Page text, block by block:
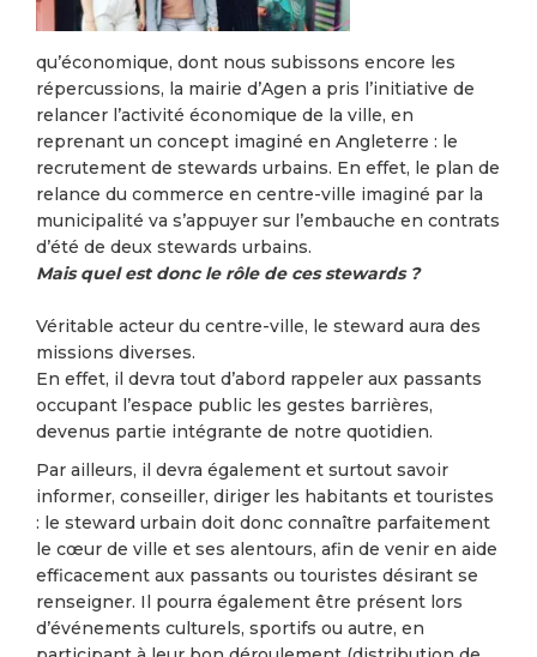
qu’économique, dont nous subissons encore les
répercussions, la mairie d’Agen a pris l’initiative de
relancer l’activité économique de la ville, en
reprenant un concept imaginé en Angleterre : le
recrutement de stewards urbains. En effet, le plan de
relance du commerce en centre-ville imaginé par la
municipalité va s’appuyer sur l’embauche en contrats
d’été de deux stewards urbains.
Mais quel est donc le rôle de ces stewards ?
Véritable acteur du centre-ville, le steward aura des
missions diverses.
En effet, il devra tout d’abord rappeler aux passants
occupant l’espace public les gestes barrières,
devenus partie intégrante de notre quotidien.
Par ailleurs, il devra également et surtout savoir
informer, conseiller, diriger les habitants et touristes
: le steward urbain doit donc connaître parfaitement
le cœur de ville et ses alentours, afin de venir en aide
efficacement aux passants ou touristes désirant se
renseigner. Il pourra également être présent lors
d’événements culturels, sportifs ou autre, en